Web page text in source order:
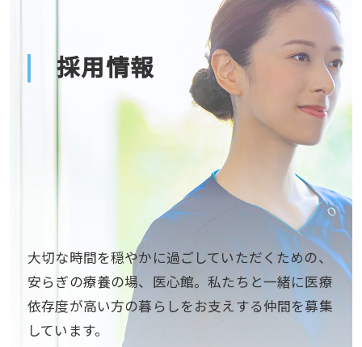
採用情報
大切な時間を穏やかに過ごしていただくための、
安らぎの療養の場、医心館。私たちと一緒に医療
依存度が高い方の暮らしをお支えする仲間を募集
しています。